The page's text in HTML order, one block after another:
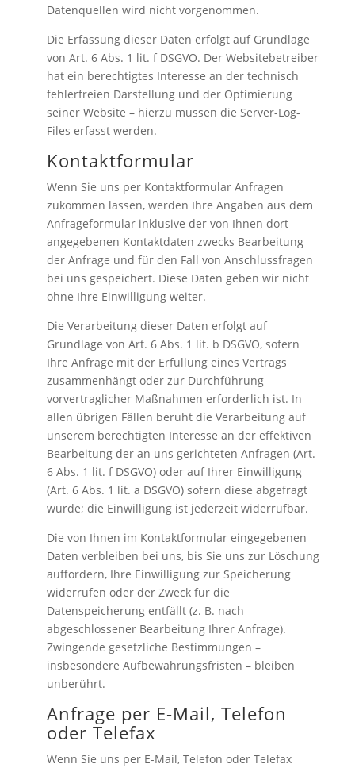
Datenquellen wird nicht vorgenommen.
Die Erfassung dieser Daten erfolgt auf Grundlage
von Art. 6 Abs. 1 lit. f DSGVO. Der Websitebetreiber
hat ein berechtigtes Interesse an der technisch
fehlerfreien Darstellung und der Optimierung
seiner Website – hierzu müssen die Server-Log-
Files erfasst werden.
Kontaktformular
Wenn Sie uns per Kontaktformular Anfragen
zukommen lassen, werden Ihre Angaben aus dem
Anfrageformular inklusive der von Ihnen dort
angegebenen Kontaktdaten zwecks Bearbeitung
der Anfrage und für den Fall von Anschlussfragen
bei uns gespeichert. Diese Daten geben wir nicht
ohne Ihre Einwilligung weiter.
Die Verarbeitung dieser Daten erfolgt auf
Grundlage von Art. 6 Abs. 1 lit. b DSGVO, sofern
Ihre Anfrage mit der Erfüllung eines Vertrags
zusammenhängt oder zur Durchführung
vorvertraglicher Maßnahmen erforderlich ist. In
allen übrigen Fällen beruht die Verarbeitung auf
unserem berechtigten Interesse an der effektiven
Bearbeitung der an uns gerichteten Anfragen (Art.
6 Abs. 1 lit. f DSGVO) oder auf Ihrer Einwilligung
(Art. 6 Abs. 1 lit. a DSGVO) sofern diese abgefragt
wurde; die Einwilligung ist jederzeit widerrufbar.
Die von Ihnen im Kontaktformular eingegebenen
Daten verbleiben bei uns, bis Sie uns zur Löschung
auffordern, Ihre Einwilligung zur Speicherung
widerrufen oder der Zweck für die
Datenspeicherung entfällt (z. B. nach
abgeschlossener Bearbeitung Ihrer Anfrage).
Zwingende gesetzliche Bestimmungen –
insbesondere Aufbewahrungsfristen – bleiben
unberührt.
Anfrage per E-Mail, Telefon
oder Telefax
Wenn Sie uns per E-Mail, Telefon oder Telefax